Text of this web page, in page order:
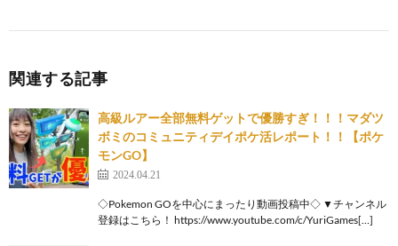
関連する記事
高級ルアー全部無料ゲットで優勝すぎ！！！マダツ
ボミのコミュニティデイポケ活レポート！！【ポケ
モンGO】
2024.04.21
◇Pokemon GOを中心にまったり動画投稿中◇ ▼チャンネル
登録はこちら！ https://www.youtube.com/c/YuriGames[…]